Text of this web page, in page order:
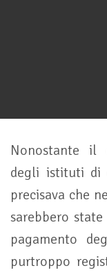
Nonostante il
degli istituti di
precisava che
sarebbero
pagamento
purtroppo